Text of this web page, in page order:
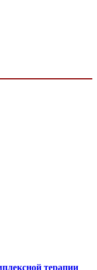
терапии